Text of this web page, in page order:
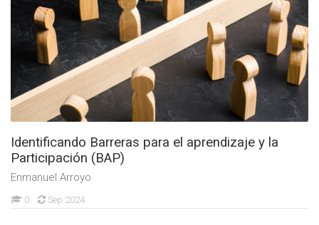
Identificando Barreras para el aprendizaje y la
Participación (BAP)
Enmanuel Arroyo
0 Sep 2024